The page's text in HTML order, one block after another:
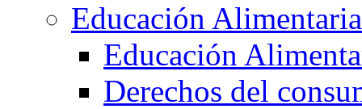
Educación Alimentaria
Educación
Derechos del